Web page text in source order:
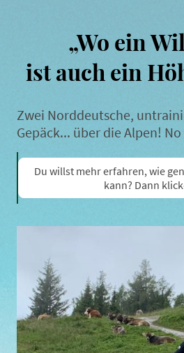
„Wo ein
ist auch ein
Zwei Norddeutsche,
Gepäck... über die Alpen! No
Du willst mehr erfahren, wie
kann? Dann